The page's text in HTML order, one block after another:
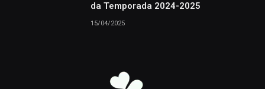
da Temporada 2024-2025
15/04/2025